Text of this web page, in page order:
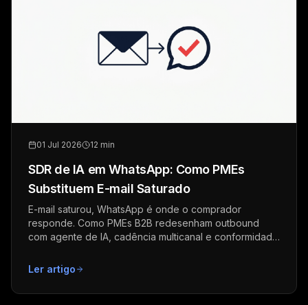
01 Jul 2026 12 min
SDR de IA em WhatsApp: Como PMEs
Substituem E-mail Saturado
E-mail saturou, WhatsApp é onde o comprador
responde. Como PMEs B2B redesenham outbound
com agente de IA, cadência multicanal e conformidade
Ler artigo